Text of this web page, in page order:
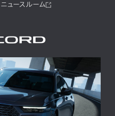
ニュースルーム